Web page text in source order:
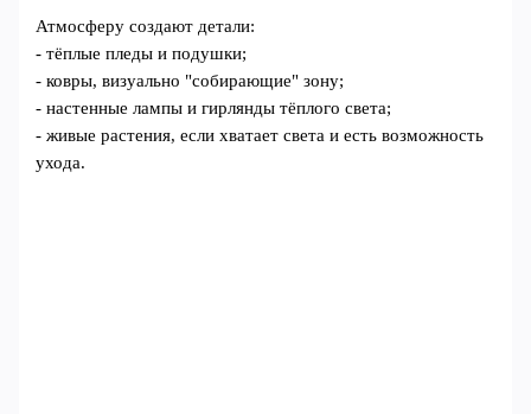
Атмосферу создают детали:
- тёплые пледы и подушки;
- ковры, визуально "собирающие" зону;
- настенные лампы и гирлянды тёплого света;
- живые растения, если хватает света и есть возможность
ухода.